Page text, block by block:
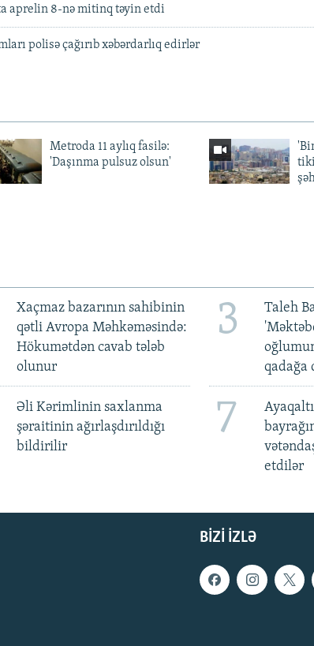
aprelin 8-nə mitinq təyin etdi
polisə çağırıb xəbərdarlıq edirlər
Metroda 11 aylıq fasilə:
'Daşınma pulsuz olsun'
Xaçmaz bazarının sahibinin
qətli Avropa Məhkəməsində:
Hökumətdən cavab tələb
olunur
3
Taleh
qadağa
Əli Kərimlinin saxlanma
şəraitinin ağırlaşdırıldığı
bildirilir
7
etdilər
BIZI IZLƏ